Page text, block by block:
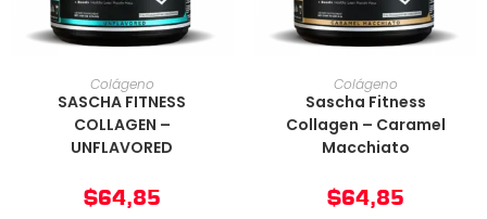
AÑADIR AL CARRITO
Colágeno
SASCHA FITNESS
COLLAGEN –
UNFLAVORED
$64,85
AÑADIR AL CARRITO
Colágeno
Sascha Fitness
Collagen – Caramel
Macchiato
$64,85